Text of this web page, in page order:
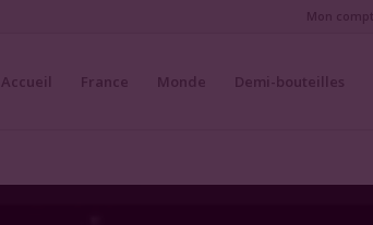
Accueil France Monde Demi-bouteilles